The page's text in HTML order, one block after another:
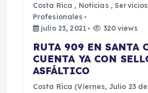
Costa Rica , Noticias,Servicios
Profesionales
julio 23, 2021
320 views
RUTA 909 EN SANTA
CUENTA YA CON
ASFÁLTICO
Costa Rica (Viernes, Julio 23 de